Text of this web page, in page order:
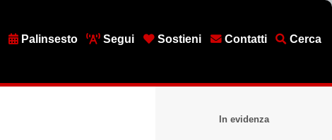
Palinsesto Segui Sostieni Contatti Cerca
In evidenza